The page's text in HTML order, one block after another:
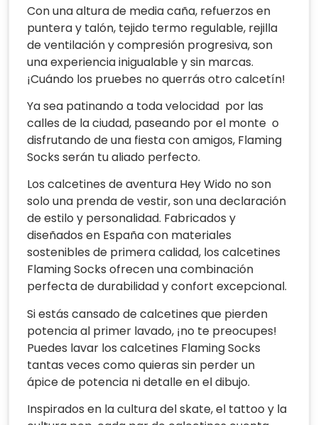
Con una altura de media caña, refuerzos en
puntera y talón, tejido termo regulable, rejilla
de ventilación y compresión progresiva, son
una experiencia inigualable y sin marcas.
¡Cuándo los pruebes no querrás otro calcetín!
Ya sea patinando a toda velocidad por las
calles de la ciudad, paseando por el monte o
disfrutando de una fiesta con amigos, Flaming
Socks serán tu aliado perfecto.
Los calcetines de aventura Hey Wido no son
solo una prenda de vestir, son una declaración
de estilo y personalidad. Fabricados y
diseñados en España con materiales
sostenibles de primera calidad, los calcetines
Flaming Socks ofrecen una combinación
perfecta de durabilidad y confort excepcional.
Si estás cansado de calcetines que pierden
potencia al primer lavado, ¡no te preocupes!
Puedes lavar los calcetines Flaming Socks
tantas veces como quieras sin perder un
ápice de potencia ni detalle en el dibujo.
Inspirados en la cultura del skate, el tattoo y la